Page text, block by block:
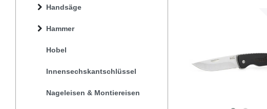
Handsäge
Hammer
Hobel
Innensechskantschlüssel
Nageleisen & Montiereisen